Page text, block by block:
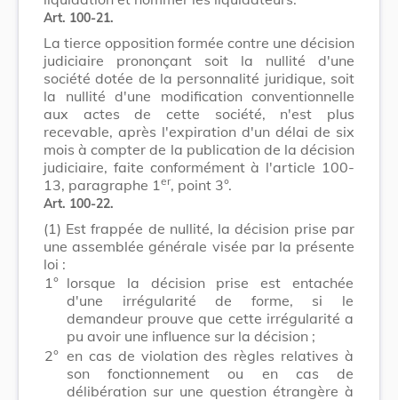
Art. 100-21.
La tierce opposition formée contre une décision
judiciaire prononçant soit la nullité d'une
société dotée de la personnalité juridique, soit
la nullité d'une modification conventionnelle
aux actes de cette société, n'est plus
recevable, après l'expiration d'un délai de six
mois à compter de la publication de la décision
judiciaire, faite conformément à l'article 100-
13, paragraphe 1 er, point 3°.
Art. 100-22.
(1) Est frappée de nullité, la décision prise par
une assemblée générale visée par la présente
loi :
1° lorsque la décision prise est entachée
d'une irrégularité de forme, si le
demandeur prouve que cette irrégularité a
pu avoir une influence sur la décision ;
2° en cas de violation des règles relatives à
son fonctionnement ou en cas de
délibération sur une question étrangère à